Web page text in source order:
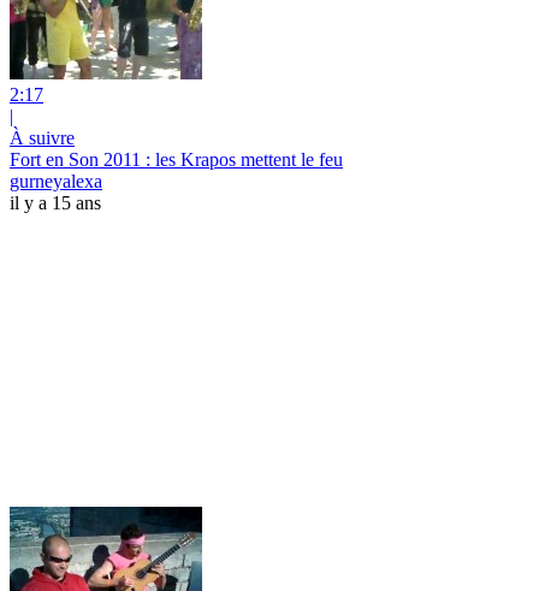
2:17
|
À suivre
Fort en Son 2011 : les Krapos mettent le feu
gurneyalexa
il y a 15 ans